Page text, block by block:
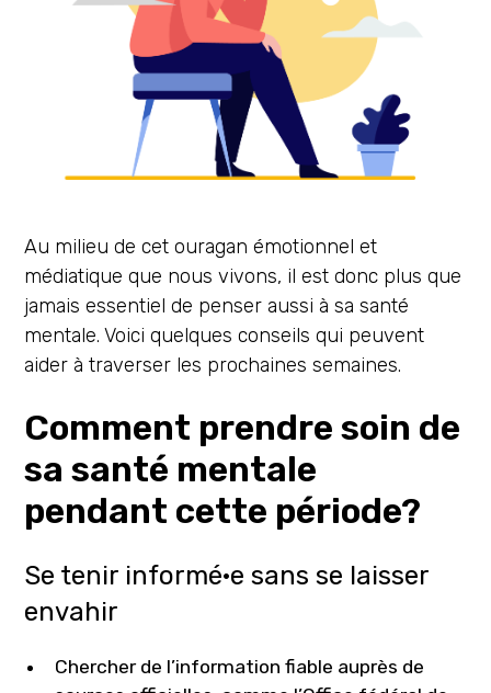
Au milieu de cet ouragan émotionnel et
médiatique que nous vivons, il est donc plus que
jamais essentiel de penser aussi à sa santé
mentale. Voici quelques conseils qui peuvent
aider à traverser les prochaines semaines.
Comment prendre soin de
sa santé mentale
pendant cette période?
Se tenir informé·e sans se laisser
envahir
Chercher de l’information fiable auprès de